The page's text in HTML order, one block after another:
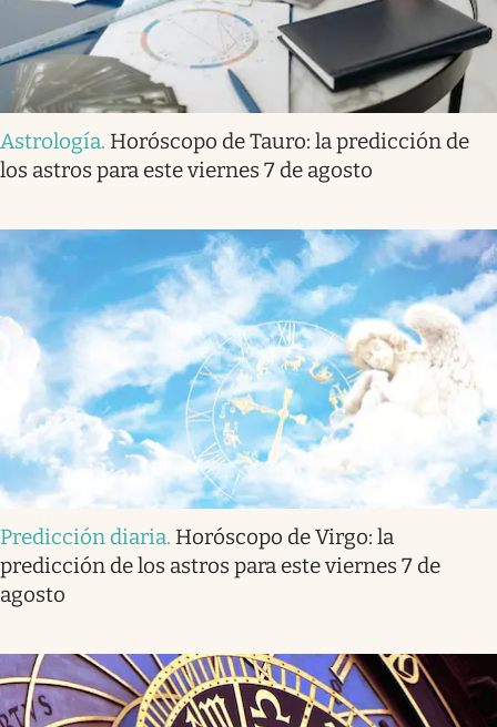
Astrología. Horóscopo de Tauro: la predicción de
los astros para este viernes 7 de agosto
Predicción diaria. Horóscopo de Virgo: la
predicción de los astros para este viernes 7 de
agosto